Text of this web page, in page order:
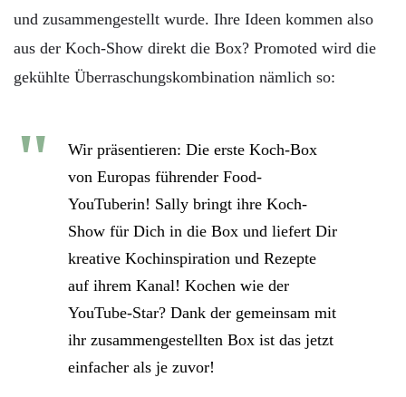
und zusammengestellt wurde. Ihre Ideen kommen also
aus der Koch-Show direkt die Box? Promoted wird die
gekühlte Überraschungskombination nämlich so:
Wir präsentieren: Die erste Koch-Box
von Europas führender Food-
YouTuberin! Sally bringt ihre Koch-
Show für Dich in die Box und liefert Dir
kreative Kochinspiration und Rezepte
auf ihrem Kanal! Kochen wie der
YouTube-Star? Dank der gemeinsam mit
ihr zusammengestellten Box ist das jetzt
einfacher als je zuvor!